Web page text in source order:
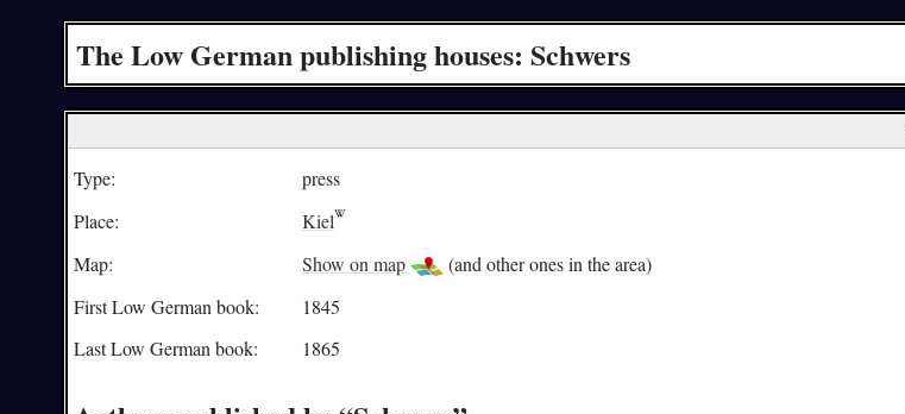
The Low German publishing houses: Schwers
Type:
press
Place:
Kiel
Map:
Show on map
(and other ones in the area)
First Low German book:
1845
Last Low German book:
1865